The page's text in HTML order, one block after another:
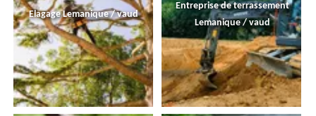
Elagage Lemanique / vaud
Entreprise de terrassement
Lemanique / vaud